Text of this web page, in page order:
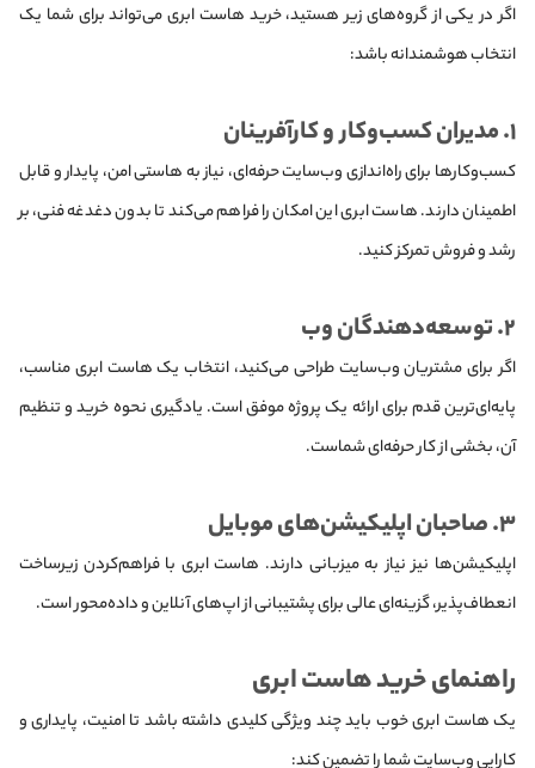
اگر در یکی از گروه‌های زیر هستید، خرید هاست ابری می‌تواند برای شما یک
انتخاب هوشمندانه باشد:
۱. مدیران کسب‌وکار و کارآفرینان
کسب‌وکارها برای راه‌اندازی وب‌سایت حرفه‌ای، نیاز به هاستی امن، پایدار و قابل
اطمینان دارند. هاست ابری این امکان را فراهم می‌کند تا بدون دغدغه فنی، بر
رشد و فروش تمرکز کنید.
۲. توسعه‌دهندگان وب
اگر برای مشتریان وب‌سایت طراحی می‌کنید، انتخاب یک هاست ابری مناسب،
پایه‌ای‌ترین قدم برای ارائه یک پروژه موفق است. یادگیری نحوه خرید و تنظیم
آن، بخشی از کار حرفه‌ای شماست.
۳. صاحبان اپلیکیشن‌های موبایل
اپلیکیشن‌ها نیز نیاز به میزبانی دارند. هاست ابری با فراهم‌کردن زیرساخت
انعطاف‌پذیر، گزینه‌ای عالی برای پشتیبانی از اپ‌های آنلاین و داده‌محور است.
راهنمای خرید هاست ابری
یک هاست ابری خوب باید چند ویژگی کلیدی داشته باشد تا امنیت، پایداری و
کارایی وب‌سایت شما را تضمین کند: